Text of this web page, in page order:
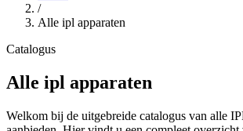
/
Alle ipl apparaten
Catalogus
Alle ipl apparaten
Welkom bij de uitgebreide catalogus van alle